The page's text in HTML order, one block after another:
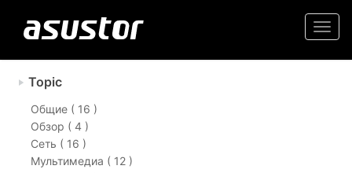
Topic
Общие ( 16 )
Обзор ( 4 )
Сеть ( 16 )
Мультимедиа ( 12 )